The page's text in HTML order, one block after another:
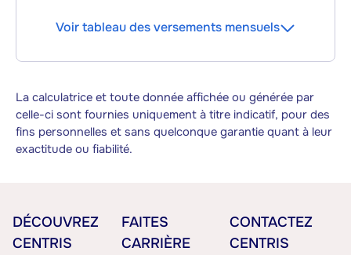
Voir tableau des versements mensuels
La calculatrice et toute donnée affichée ou générée par
celle-ci sont fournies uniquement à titre indicatif, pour des
fins personnelles et sans quelconque garantie quant à leur
exactitude ou fiabilité.
DÉCOUVREZ
CENTRIS
FAITES
CARRIÈRE
CONTACTEZ
CENTRIS